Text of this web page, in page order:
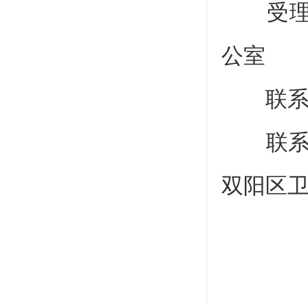
受理
公室
联系
联系
双阳区